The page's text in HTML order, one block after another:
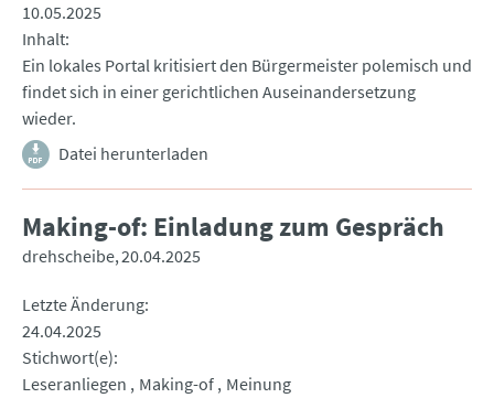
10.05.2025
Inhalt
Ein lokales Portal kritisiert den Bürgermeister polemisch und
findet sich in einer gerichtlichen Auseinandersetzung
wieder.
Datei herunterladen
Making-of: Einladung zum Gespräch
drehscheibe 20.04.2025
Letzte Änderung
24.04.2025
Stichwort(e)
Leseranliegen
Making-of Meinung